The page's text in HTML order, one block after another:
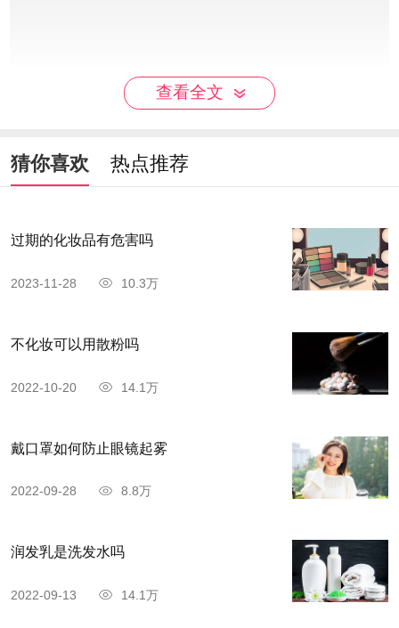
4.气垫BB涂在脸上，自然遮盖脸部细小毛孔及
整体的妆容不均。
查看全文
猜你喜欢 热点推荐
过期的化妆品有危害吗
2023-11-28 10.3万
不化妆可以用散粉吗
2022-10-20 14.1万
戴口罩如何防止眼镜起雾
2022-09-28 8.8万
润发乳是洗发水吗
2022-09-13 14.1万